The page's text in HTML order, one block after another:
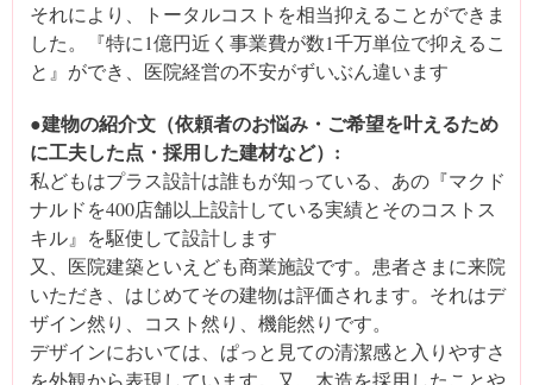
それにより、トータルコストを相当抑えることができま
した。『特に1億円近く事業費が数1千万単位で抑えるこ
と』ができ、医院経営の不安がずいぶん違います
●建物の紹介文（依頼者のお悩み・ご希望を叶えるため
に工夫した点・採用した建材など）:
私どもはプラス設計は誰もが知っている、あの『マクド
ナルドを400店舗以上設計している実績とそのコストス
キル』を駆使して設計します
又、医院建築といえども商業施設です。患者さまに来院
いただき、はじめてその建物は評価されます。それはデ
ザイン然り、コスト然り、機能然りです。
デザインにおいては、ぱっと見ての清潔感と入りやすさ
を外観から表現しています。又、木造を採用したことや